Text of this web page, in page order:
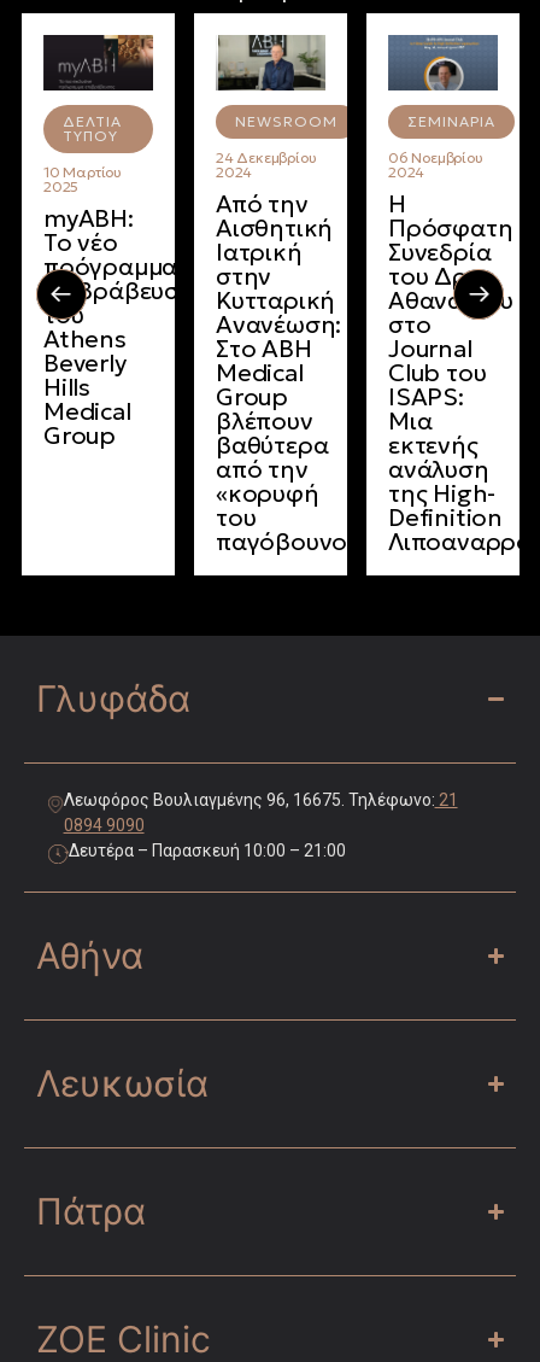
ΔΕΛΤΊΑ
ΤΎΠΟΥ
10 Μαρτίου
2025
myABH:
Το νέο
πρόγραμμα
επιβράβευσης
του
Athens
Beverly
Hills
Medical
Group
NEWSROOM
24 Δεκεμβρίου
2024
Από την
Αισθητική
Ιατρική
στην
Κυτταρική
Ανανέωση:
Στο ABH
Medical
Group
βλέπουν
βαθύτερα
από την
«κορυφή
του
παγόβουνου»
ΣΕΜΙΝΆΡΙΑ
06 Νοεμβρίου
2024
Η
Πρόσφατη
Συνεδρία
του Δρ.
Αθανασίου
στο
Journal
Club του
ISAPS:
Μια
εκτενής
ανάλυση
της High-
Definition
Γλυφάδα
Λεωφόρος Βουλιαγμένης 96, 16675. Τηλέφωνο: 21
0894 9090
Δευτέρα – Παρασκευή 10:00 – 21:00
Αθήνα
Λευκωσία
Πάτρα
ZOE Clinic